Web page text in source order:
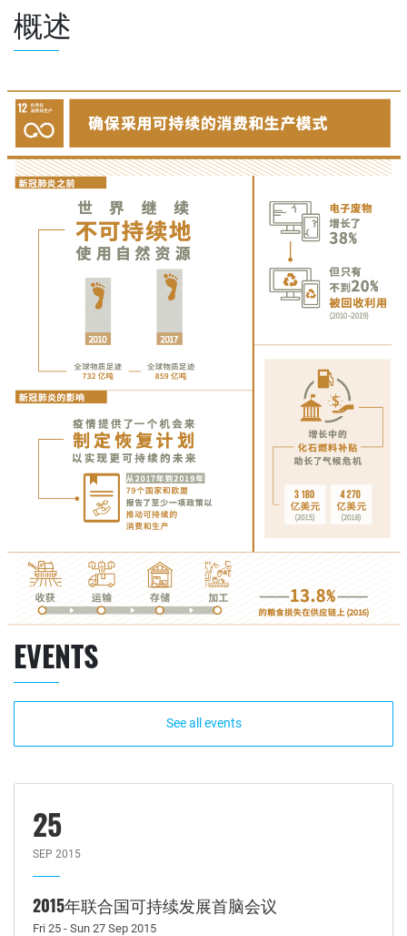
概述
EVENTS
See all events
25
SEP 2015
2015年联合国可持续发展首脑会议
Fri 25 - Sun 27 Sep 2015